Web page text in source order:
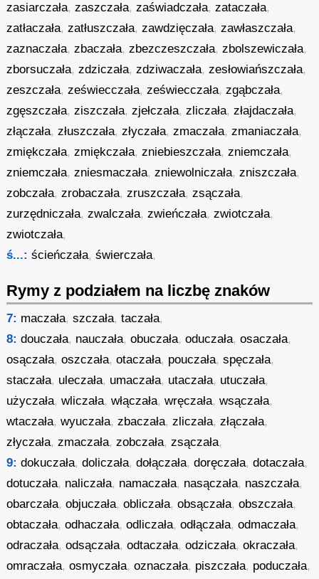
zasiarczała,zaszczała,zaświadczała,zataczała,
zatłaczała,zatłuszczała,zawdzięczała,zawłaszczała,
zaznaczała,zbaczała,zbezczeszczała,zbolszewiczała,
zborsuczała,zdziczała,zdziwaczała,zesłowiańszczała,
zeszczała,zeświecczała,zeświecczała,zgąbczała,
zgęszczała,ziszczała,zjełczała,zliczała,złajdaczała,
złączała,złuszczała,złyczała,zmaczała,zmaniaczała,
zmiękczała,zmiękczała,zniebieszczała,zniemczała,
zniemczała,zniesmaczała,zniewolniczała,zniszczała,
zobczała,zrobaczała,zruszczała,zsączała,
zurzędniczała,zwalczała,zwieńczała,zwiotczała,
zwiotczała,
ś...: ścieńczała,świerczała,
Rymy z podziałem na liczbę znaków
7: maczała,szczała,taczała,
8: douczała, nauczała,obuczała,oduczała,osaczała,
osączała,oszczała,otaczała, pouczała,spęczała,
staczała, uleczała, umaczała, utaczała, utuczała,
użyczała,wliczała,włączała,wręczała,wsączała,
wtaczała,wyuczała,zbaczała,zliczała,złączała,
złyczała,zmaczała,zobczała,zsączała,
9: dokuczała,doliczała,dołączała,doręczała,dotaczała,
dotuczała, naliczała, namaczała, nasączała, naszczała,
obarczała,objuczała,obliczała,obsączała,obszczała,
obtaczała,odhaczała,odliczała,odłączała,odmaczała,
odraczała,odsączała,odtaczała,odziczała,okraczała,
omraczała,osmyczała,oznaczała, piszczała, poduczała,